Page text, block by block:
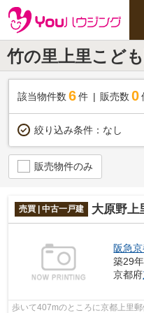
竹の里上里こど
該当物件数 6件 販売数 0
絞り込み条件： なし
販売物件のみ
売買 | 中古一戸建 大原野上
阪急
築29
京都府
歩いて407mのところに京都上里